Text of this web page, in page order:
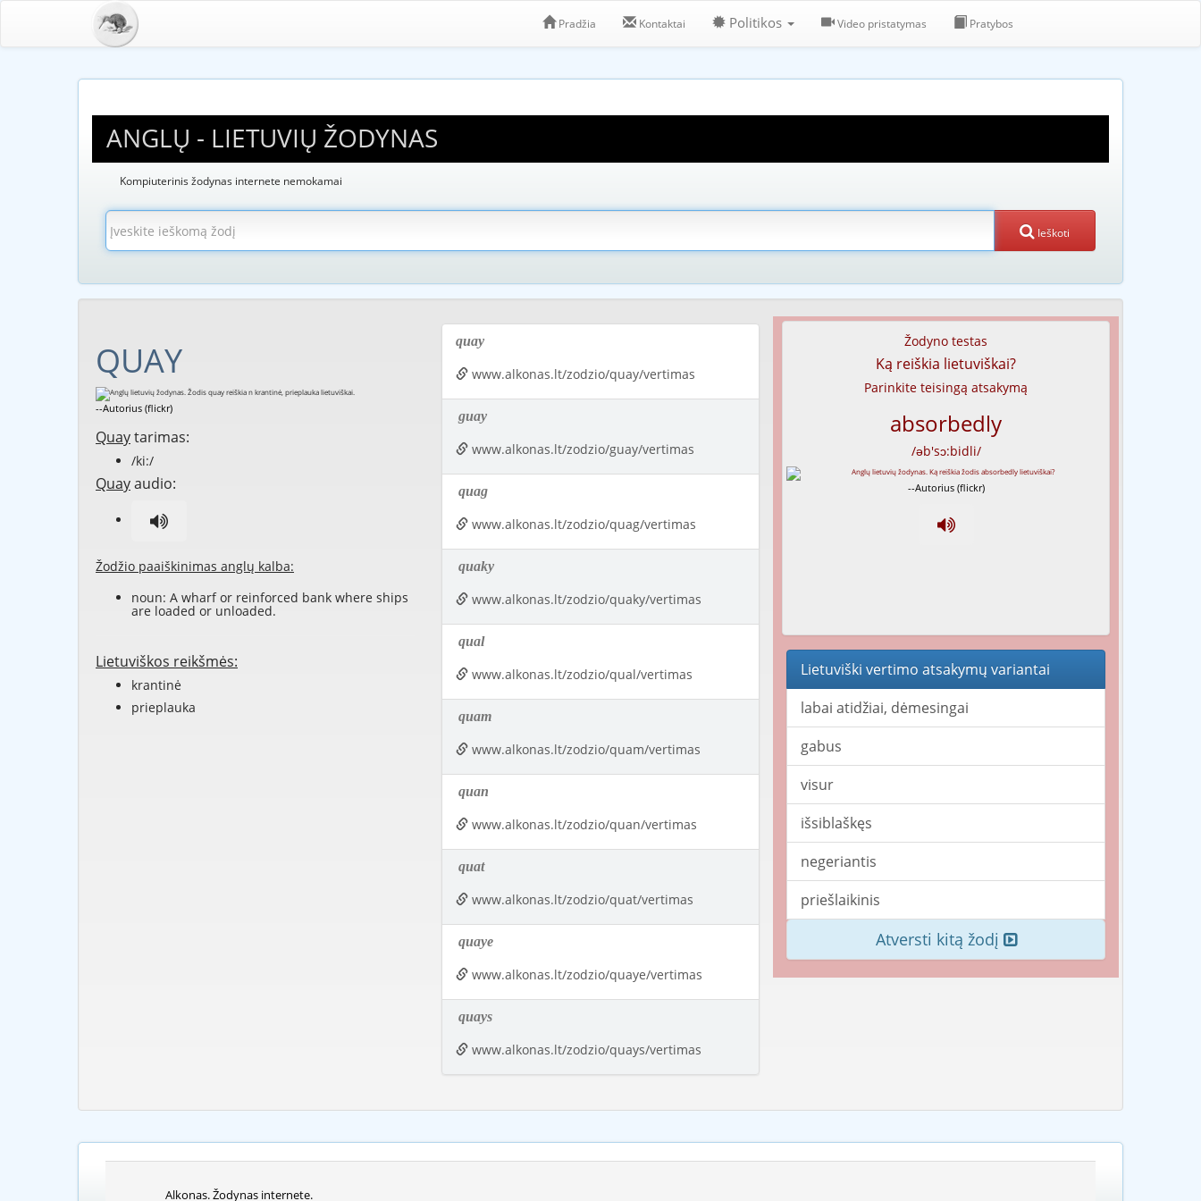
Pradžia Kontaktai Politikos Video pristatymas Pratybos
ANGLŲ - LIETUVIŲ ŽODYNAS
Kompiuterinis žodynas internete nemokamai
Ieškoti
QUAY
--Autorius (flickr)
Quaytarimas:
/ki:/
Quayaudio:
Žodžio paaiškinimas anglų kalba:
noun: A wharf or reinforced bank where ships
are loaded or unloaded.
Lietuviškos reikšmės:
krantinė
prieplauka
quay
www.alkonas.lt/zodzio/quay/vertimas
guay
www.alkonas.lt/zodzio/guay/vertimas
quag
www.alkonas.lt/zodzio/quag/vertimas
quaky
www.alkonas.lt/zodzio/quaky/vertimas
qual
www.alkonas.lt/zodzio/qual/vertimas
quam
www.alkonas.lt/zodzio/quam/vertimas
quan
www.alkonas.lt/zodzio/quan/vertimas
quat
www.alkonas.lt/zodzio/quat/vertimas
quaye
www.alkonas.lt/zodzio/quaye/vertimas
quays
www.alkonas.lt/zodzio/quays/vertimas
Žodyno testas
Ką reiškia lietuviškai?
Parinkite teisingą atsakymą
absorbedly
/əb'sɔ:bidli/
--Autorius (flickr)
Lietuviški vertimo atsakymų variantai
labai atidžiai, dėmesingai
gabus
visur
išsiblaškęs
negeriantis
priešlaikinis
Atversti kitą žodį
Alkonas. Žodynas internete.